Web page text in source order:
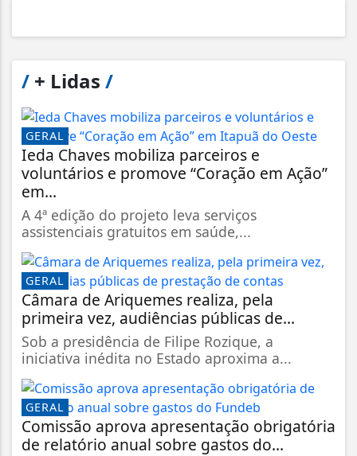
/ + Lidas /
GERAL
Ieda Chaves mobiliza parceiros e
voluntários e promove “Coração em Ação”
em...
A 4ª edição do projeto leva serviços
assistenciais gratuitos em saúde,...
GERAL
Câmara de Ariquemes realiza, pela
primeira vez, audiências públicas de...
Sob a presidência de Filipe Rozique, a
iniciativa inédita no Estado aproxima a...
GERAL
Comissão aprova apresentação obrigatória
de relatório anual sobre gastos do...